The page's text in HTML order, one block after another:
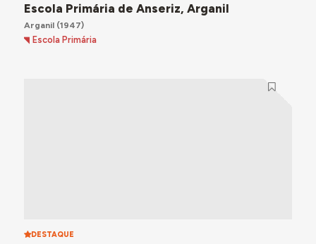
Escola Primária de Anseriz, Arganil
Arganil(1947)
Escola Primária
DESTAQUE